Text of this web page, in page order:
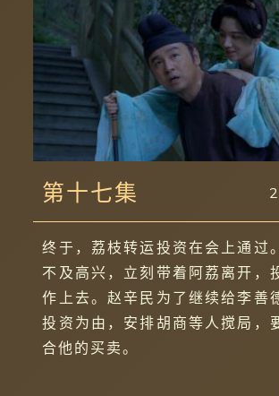
第十七集
终于，荔枝转运投资在会上通过
不及高兴，立刻带着阿荔离开，
作上去。赵辛民为了继续给李善
投资为由，安排胡商等人搅局，
合他的买卖。